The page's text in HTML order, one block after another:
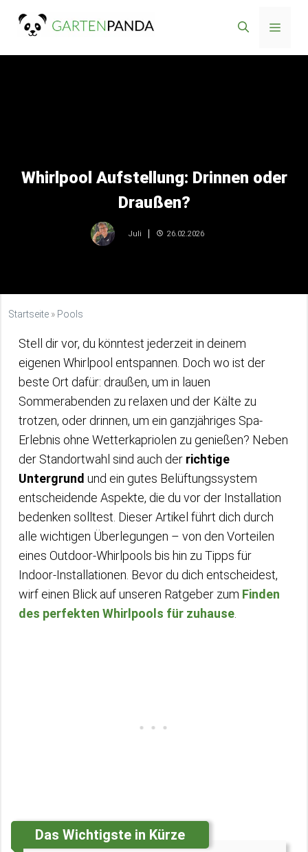
Inhalt
Menü
Whirlpool Aufstellung: Drinnen oder
Draußen?
Juli 26.02.2026
Startseite » Pools
Stell dir vor, du könntest jederzeit in deinem
eigenen Whirlpool entspannen. Doch wo ist der
beste Ort dafür: draußen, um in lauen
Sommerabenden zu relaxen und der Kälte zu
trotzen, oder drinnen, um ein ganzjähriges Spa-
Erlebnis ohne Wetterkapriolen zu genießen? Neben
der Standortwahl sind auch der richtige
Untergrund und ein gutes Belüftungssystem
entscheidende Aspekte, die du vor der Installation
bedenken solltest. Dieser Artikel führt dich durch
alle wichtigen Überlegungen – von den Vorteilen
eines Outdoor-Whirlpools bis hin zu Tipps für
Indoor-Installationen. Bevor du dich entscheidest,
wirf einen Blick auf unseren Ratgeber zum Finden
des perfekten Whirlpools für zuhause
Das Wichtigste in Kürze